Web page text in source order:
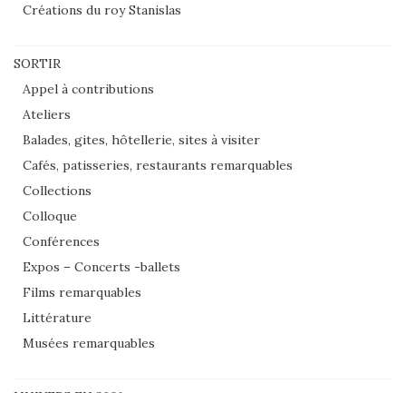
Créations du roy Stanislas
SORTIR
Appel à contributions
Ateliers
Balades, gites, hôtellerie, sites à visiter
Cafés, patisseries, restaurants remarquables
Collections
Colloque
Conférences
Expos – Concerts -ballets
Films remarquables
Littérature
Musées remarquables